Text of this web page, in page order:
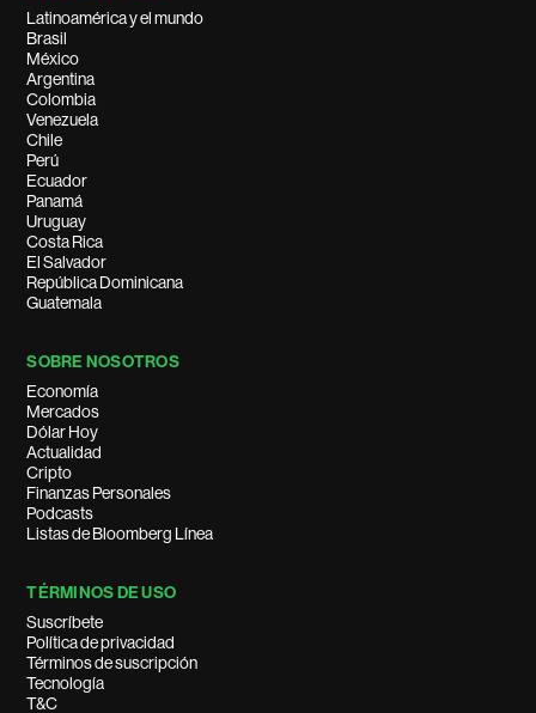
Latinoamérica y el mundo
Brasil
México
Argentina
Colombia
Venezuela
Chile
Perú
Ecuador
Panamá
Uruguay
Costa Rica
El Salvador
República Dominicana
Guatemala
SOBRE NOSOTROS
Economía
Mercados
Dólar Hoy
Actualidad
Cripto
Finanzas Personales
Podcasts
Listas de Bloomberg Línea
TÉRMINOS DE USO
Suscríbete
Política de privacidad
Términos de suscripción
Tecnología
T&C